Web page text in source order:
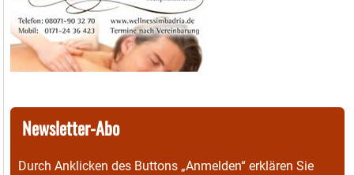
Newsletter-Abo
Durch Anklicken des Buttons „Anmelden“ erklären Sie